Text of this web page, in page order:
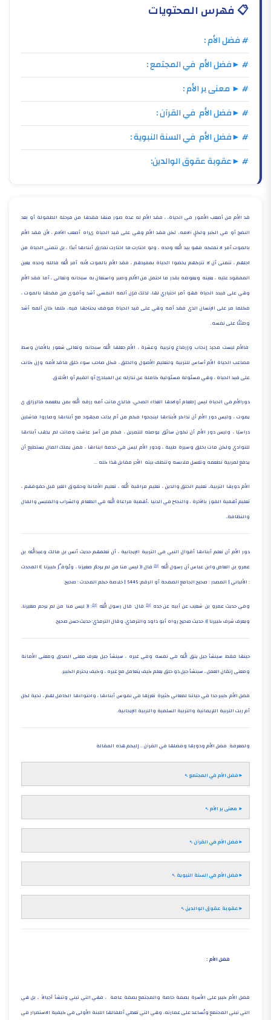
📋فهرس المحتويات
# فضل الأم :
# ►فضل الأم في المجتمع :
# ► معنى بر الأم :
# ►فضل الأم في القرآن :
# ►فضل الأم في السنة النبوية :
# ►عقوبة عقوق الوالدين:
قد الأم من أصعب الأمور في الحياة، ، فقد الأم له عدة صور منها فقدها من مرحلة الطفولة أو بعد
النضج أو في الكبر ولكلٍِ آلامه، لكن فقد الأم وهي على قيد الحياة ىراه أصعب الآلام ، لأن فقد الأم
بالموت أمر لا تملكه فهو بيد الله وحده ، ولو اختارت ما اختارت تفارق أبناءها أبدًا ، بل تتمنى الحياة من
اجلهم ، تتمنى أن لا تتركهم يخضوا الحياة بمفردهم ، فقد الأم بالموت لأنه أمر الله فالله وحده يعين
المفقود عليه ، يعينه ويعوضه بقدر ما احتمل من الألم وصبر واستعان به سبحانه وتعالى ، أما فقد الأم
وهي على قيدد الحياة فهو أمر اختياري لها، لذلك فإن ألمه النفسي أشد وأقوى من فقدها بالموت ،
فكلما مر على الإنسان الذي فقد أمه وهي على قيد الحياة موقف يحتاجها فيه، كلما كان ألمه أشد
وطئئًا على نفسه.
فالأم ليست مجرد إنجاب وإرضاع وتربية وعشرة ، الأم جعلها الله سبحانه وتعالى شعور بالأمان وسط
مصاعب الحياة الأم أساس للتربية ولتعليم الأصول والخلق ، فكل صاحب سوء خلق فاقد لأمه وإن كانت
على قيد الحياة ، وهي مسئولة مسئولية كاملة عن تنازله عن المبادئ أو القيم أو الأخلاق.
دورالأم في الحياة ليس إطعام أولادها الغذاء الصحي، فالذي ماتت أمه رزقه الله بمن يطعمه فالرزاق ى
يموت ، وليس دور الأم أن تذاكر لأبناءها لينجحوا فكم من أم بذلت مجهود مع أبناءها وصاروا فاشلين
دراسيًا ، وليس دور الأم أن تكون سائق يوصله للتمرين ، فكم من أسر عاشت وماتت لم يذهب أبناءها
للنوادي ولكن مات بخلق وسيرة طيبة ، ودور الأم ليس في خدمة ابناءها ، فمن يملك المال يستطيع أن
يدفع لمربية تطعمه وتغسل ملابسه وتنظف بيته الأجر مقابل هذا كله ...
الأم دورها التربية، تعليم الخلق والدين ، تعليم مراقبة الله ، تعليم الأمانة وحقوق الغير قبل حقوقهم ،
تعليم أهمية الفوز بالآخرة ، والنجاح في الدنيا ،أهمية مراعاة الله في الطعام والشراب والملبس والمال
والنظافة،
دور الأم أن تعلم أبناءها أقوال النبي في التربية الإيجابية ، أن تعلمهم حديث أنس بن مالك وعبدالله بن
عمرو بن العاص وابن عباس أن رسول الله ﷺ قال (( ليس منا من لم يرحمْ صغيرَنا ، ويُوَقِّرْ كبيرَنا )) المحدث
: الألباني | المصدر : صحيح الجامع الصفحة أو الرقم: 5445 | خلاصة حكم المحدث : صحيح
وفي حديث عمرو بن شعيب عن أبيه عن جده ﷺ قال: قال رسول الله ﷺ: (( ليس منا من لم يرحم صغيرنا،
ويعرف شرف كبيرنا )). حديث صحيح رواه أبو داود والترمذي، وقال الترمذي: حديث حسن صحيح.
حينها فقط سينشأ جيل يتق الله في نفسه وفي غيره ، سينشأ جيل يعرف معنى الصدق ومعنى الأمانة
ومعنى إتقان العمل ، سينشأ جيل ذو خلق يعلم كيف يتعامل مع غيره ، وكيف يحترم الكبير.
فضل الأم كبير جدا في حياتنا لمعاني كثيرة تغرزها في نفوس أبناءها ، واحتواءها الكامل لهم ، تحية لكل
أم ربت التربية اللإيمانية والتربية السلمية والتربية الإيجابية.
ولمعرفة فضل الأم ودورها وفضلها في القرآن .. إليكم هذه المقالة
►فضل الأم في المجتمع
► معنى بر الأم
►فضل الأم في القرآن
►فضل الأم في السنة النبوية
►عقوبة عقوق الوالدين
فضل الأم :
فضل الأم كبير على الأسرة بصفة خاصة والمجتمع بصفة عامة ، فهي التي تبني وتنشأ أجيالاً ، بل هي
التي تبني المجتمع وتُساعد على عمارته، وهي التي تعطي أطفالها اللبنة الأولى في كيفية الاستمرار في